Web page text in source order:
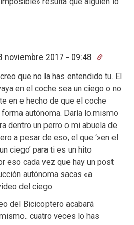
noviembre 2017 - 09:48
que no la has entendido tu. El
en el coche sea un ciego o no
en e hecho de que el coche
autónoma. Daría lo.mismo
dentro un perro o mi abuela de
a pesar de eso, el que ‘»en el
ciego’ para ti es un hito
eso cada vez que hay un post
autónoma sacas «a
del ciego.
del Bicicoptero acabará
cuatro veces lo has